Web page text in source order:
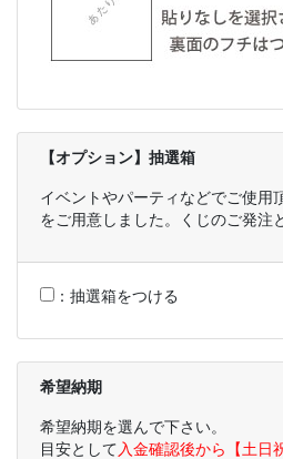
【オプション】抽選箱
イベントやパーティなどでご使用
をご用意しました。くじのご発注
： 抽選箱をつける
希望納期
希望納期を選んで下さい。
目安として 入金確認後から【土日